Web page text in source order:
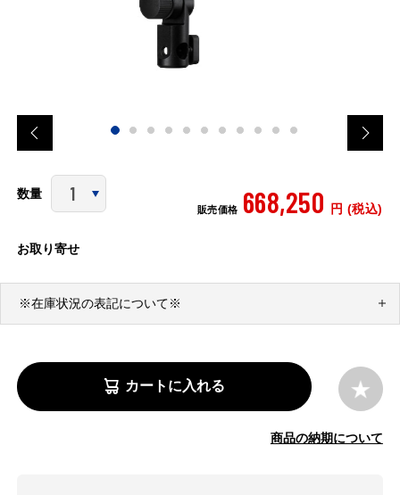
数量
販売価格 668,250 円 (税込)
お取り寄せ
※在庫状況の表記について※
カートに入れる
商品の納期について